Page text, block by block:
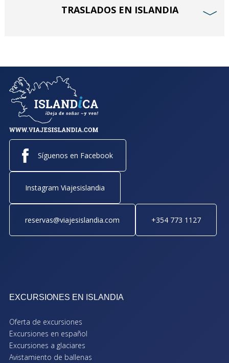
TRASLADOS EN ISLANDIA ﹀
Síguenos en Facebook
Instagram Viajesislandia
reservas@viajesislandia.com +354 773 1127
EXCURSIONES EN ISLANDIA
Oferta de excursiones
Excursiones en español
Excursiones a glaciares
Avistamiento de ballenas